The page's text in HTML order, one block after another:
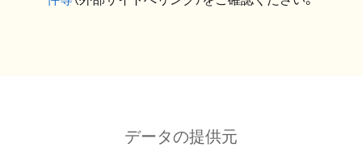
データの提供元